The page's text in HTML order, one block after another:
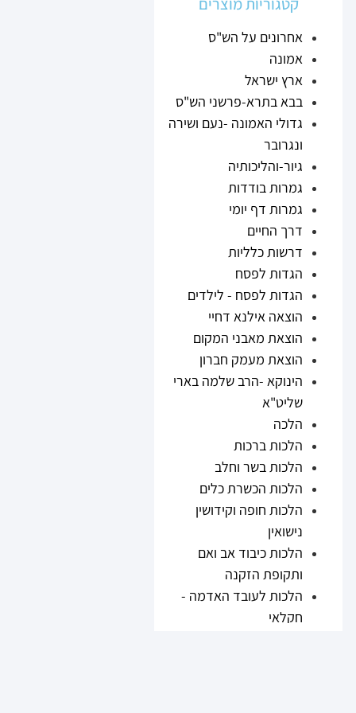
אחרונים על הש"ס
אמונה
ארץ ישראל
בבא בתרא-פרשני הש"ס
גדולי האמונה -נעם ושירה
ונגרובר
גיור-והליכותיה
גמרות בודדות
גמרות דף יומי
דרך החיים
דרשות כלליות
הגדות לפסח
הגדות לפסח - לילדים
הוצאה אילנא דחיי
הוצאת מאבני המקום
הוצאת מעמק חברון
הינוקא -הרב שלמה בארי
שליט"א
הלכה
הלכות ברכות
הלכות בשר וחלב
הלכות הכשרת כלים
הלכות חופה וקידושין
נישואין
הלכות כיבוד אב ואם
ותקופת הזקנה
הלכות לעובד האדמה -
חקלאי